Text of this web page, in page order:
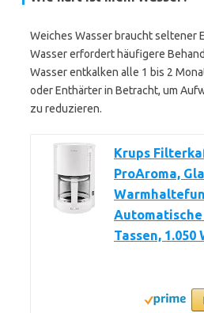
Weiches Wasser braucht seltener
Wasser erfordert häufigere
Wasser entkalken alle 1 bis 2
oder Enthärter in Betracht, um
zu reduzieren.
Krups
ProAroma,
Tassen, 1.050